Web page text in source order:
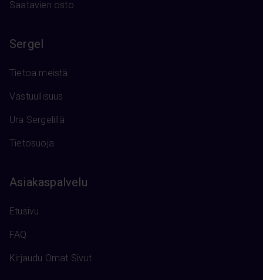
Saatavien osto
Sergel
Tietoa meistä
Vastuullisuus
Ura Sergelillä
Tietosuoja
Asiakaspalvelu
Etusivu
FAQ
Kirjaudu Omat Sivut